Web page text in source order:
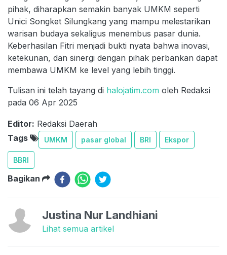
pihak, diharapkan semakin banyak UMKM seperti
Unici Songket Silungkang yang mampu melestarikan
warisan budaya sekaligus menembus pasar dunia.
Keberhasilan Fitri menjadi bukti nyata bahwa inovasi,
ketekunan, dan sinergi dengan pihak perbankan dapat
membawa UMKM ke level yang lebih tinggi.
Tulisan ini telah tayang di halojatim.com oleh Redaksi
pada 06 Apr 2025
Editor: Redaksi Daerah
Tags
UMKM pasar global BRI Ekspor
BBRI
Bagikan
Justina Nur Landhiani
Lihat semua artikel